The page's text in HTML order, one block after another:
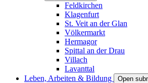
Feldkirchen
Klagenfurt
St. Veit an der Glan
Völkermarkt
Hermagor
Spittal an der Drau
Villach
Lavanttal
Leben, Arbeiten & Bildung
Open